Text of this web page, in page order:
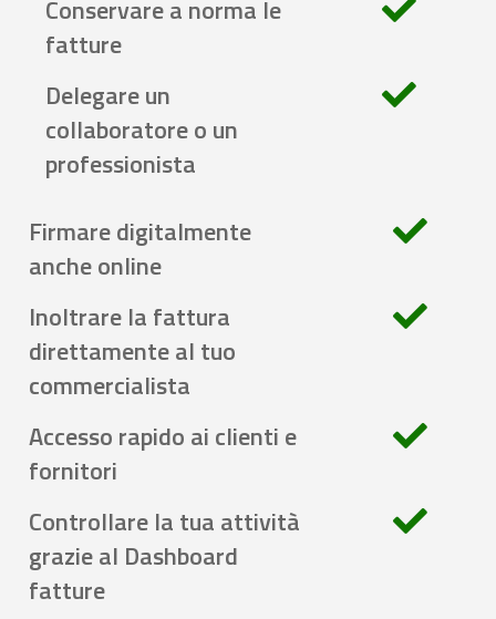
Conservare a norma le
fatture
Delegare un
collaboratore o un
professionista
Firmare digitalmente
anche online
Inoltrare la fattura
direttamente al tuo
commercialista
Accesso rapido ai clienti e
fornitori
Controllare la tua attività
grazie al Dashboard
fatture